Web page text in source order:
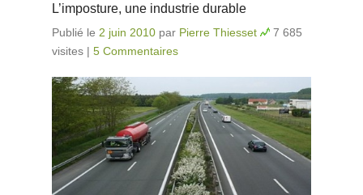
L’imposture, une industrie durable
Publié le 2 juin 2010 par Pierre Thiesset
7 685
visites | 5 Commentaires